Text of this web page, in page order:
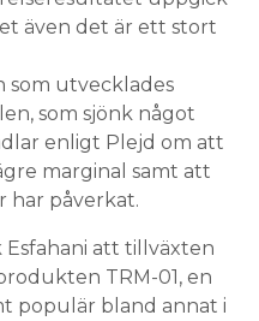
även det är ett stort
som utvecklades
som sjönk något
enligt Plejd om att
marginal samt att
har påverkat.
Esfahani att tillväxten
TRM-01, en
populär bland annat i